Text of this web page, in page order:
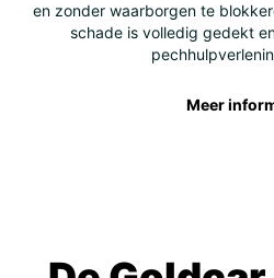
en zonder waarborgen te
schade is volledig gedekt
Meer